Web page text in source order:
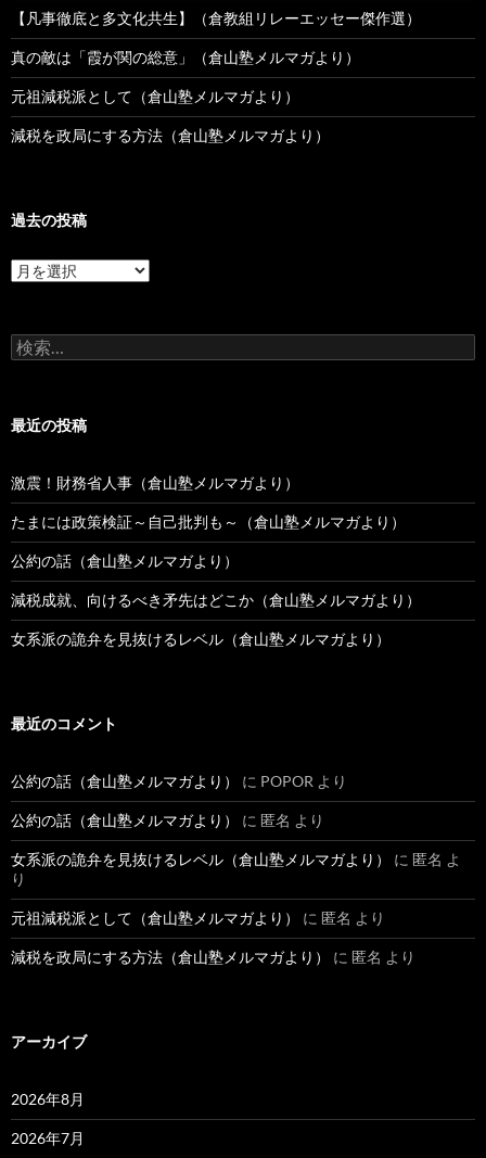
【凡事徹底と多文化共生】（倉教組リレーエッセー傑作選）
真の敵は「霞が関の総意」（倉山塾メルマガより）
元祖減税派として（倉山塾メルマガより）
減税を政局にする方法（倉山塾メルマガより）
過去の投稿
過
去
稿
検
索:
最近の投稿
激震！財務省人事（倉山塾メルマガより）
たまには政策検証～自己批判も～（倉山塾メルマガより）
公約の話（倉山塾メルマガより）
減税成就、向けるべき矛先はどこか（倉山塾メルマガより）
女系派の詭弁を見抜けるレベル（倉山塾メルマガより）
最近のコメント
公約の話（倉山塾メルマガより） に POPOR より
公約の話（倉山塾メルマガより） に 匿名 より
女系派の詭弁を見抜けるレベル（倉山塾メルマガより） に 匿名 よ
り
元祖減税派として（倉山塾メルマガより） に 匿名 より
減税を政局にする方法（倉山塾メルマガより） に 匿名 より
アーカイブ
2026年8月
2026年7月